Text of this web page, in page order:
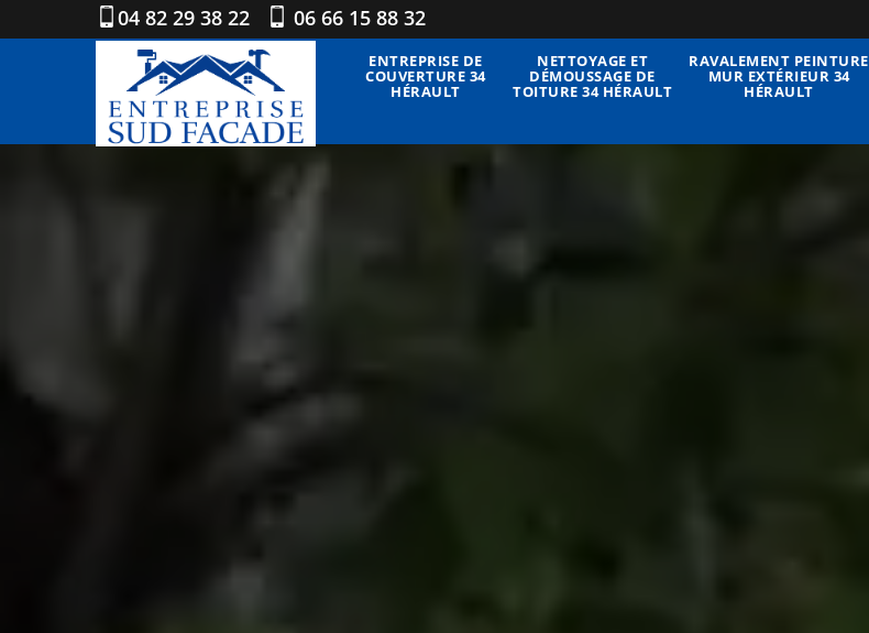
04 82 29 38 22 06 66 15 88 32
ENTREPRISE DE
COUVERTURE 34
HÉRAULT
NETTOYAGE ET
DÉMOUSSAGE DE
TOITURE 34 HÉRAULT
RAVALEMENT PEINTURE
MUR EXTÉRIEUR 34
HÉRAULT